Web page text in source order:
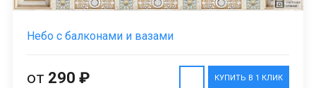
Небо с балконами и вазами
КУПИТЬ В 1 КЛИК
от 290 ₽